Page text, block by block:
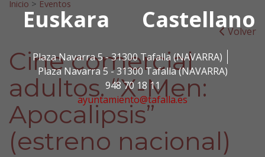
Euskara Castellano
Plaza Navarra 5 - 31300 Tafalla (NAVARRA)
Plaza Navarra 5 - 31300 Tafalla (NAVARRA)
948 70 18 11
ayuntamiento@tafalla.es
Inicio > Eventos
Volver
Cine comercial
adultos. “X-Men:
Apocalipsis”
(estreno nacional)